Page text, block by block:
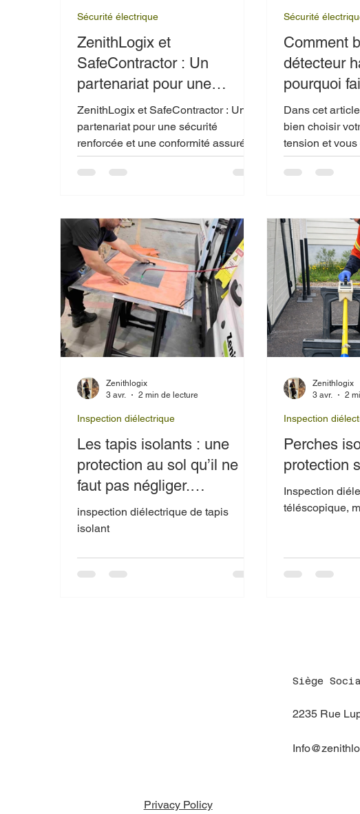
ZenithLogix et
SafeContractor : Un
partenariat pour une
sécurité renforcée et une
conformité assurée
ZenithLogix et SafeContractor : Un
partenariat pour une sécurité
renforcée et une conformité assurée
Sécurité électrique
Comment
détecteur
pourquoi
Dans cet
bien choisir
tension et
l’inspection de
une étape
détecteur
sans contact
et le détecteur
PRO. Ces
dans le
critères à
Sécurité
Les tapis isolants : une
protection au sol qu’il ne
faut pas négliger.
Inspection de tapis
inspection diélectrique de tapis
isolant
Inspection diélectrique
Zenithlogix
3 avr.
2 min de lecture
Perches
protection
Inspection
téléscopique,
Inspection
Zenithlogix
3 avr.
2
Privacy Policy
Siège
2235 Rue